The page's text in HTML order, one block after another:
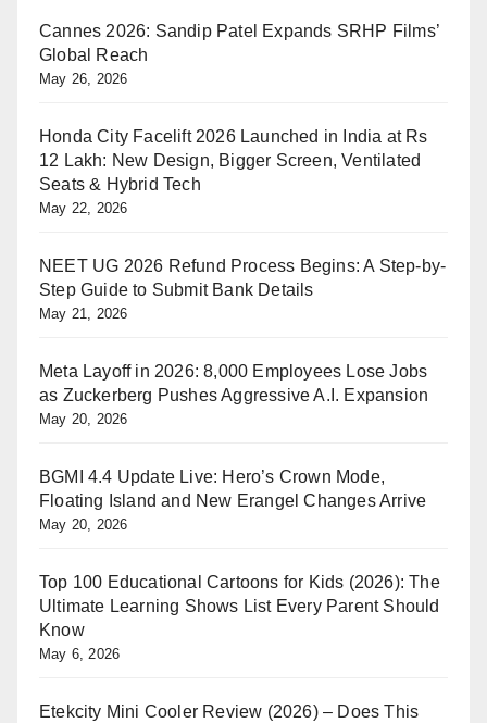
Cannes 2026: Sandip Patel Expands SRHP Films’
Global Reach
May 26, 2026
Honda City Facelift 2026 Launched in India at Rs
12 Lakh: New Design, Bigger Screen, Ventilated
Seats & Hybrid Tech
May 22, 2026
NEET UG 2026 Refund Process Begins: A Step-by-
Step Guide to Submit Bank Details
May 21, 2026
Meta Layoff in 2026: 8,000 Employees Lose Jobs
as Zuckerberg Pushes Aggressive A.I. Expansion
May 20, 2026
BGMI 4.4 Update Live: Hero’s Crown Mode,
Floating Island and New Erangel Changes Arrive
May 20, 2026
Top 100 Educational Cartoons for Kids (2026): The
Ultimate Learning Shows List Every Parent Should
Know
May 6, 2026
Etekcity Mini Cooler Review (2026) – Does This